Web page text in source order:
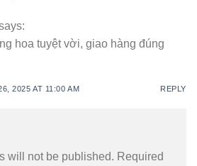
hoa tuyệt vời, giao hàng đúng
2025 AT 11:00 AM REPLY
will not be published. Required